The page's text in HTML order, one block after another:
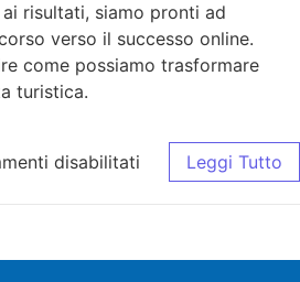
risultati, siamo pronti ad
verso il successo online.
come possiamo trasformare
turistica.
disabilitati Leggi Tutto